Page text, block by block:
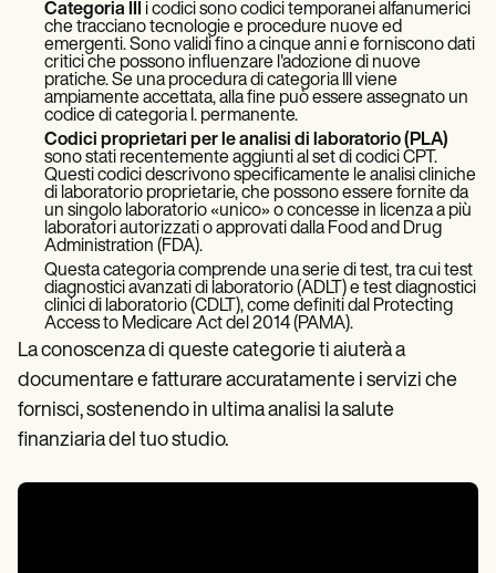
Categoria III i codici sono codici temporanei alfanumerici
che tracciano tecnologie e procedure nuove ed
emergenti. Sono validi fino a cinque anni e forniscono dati
critici che possono influenzare l'adozione di nuove
pratiche. Se una procedura di categoria III viene
ampiamente accettata, alla fine può essere assegnato un
codice di categoria I. permanente.
Codici proprietari per le analisi di laboratorio (PLA)
sono stati recentemente aggiunti al set di codici CPT.
Questi codici descrivono specificamente le analisi cliniche
di laboratorio proprietarie, che possono essere fornite da
un singolo laboratorio «unico» o concesse in licenza a più
laboratori autorizzati o approvati dalla Food and Drug
Administration (FDA).
Questa categoria comprende una serie di test, tra cui test
diagnostici avanzati di laboratorio (ADLT) e test diagnostici
clinici di laboratorio (CDLT), come definiti dal Protecting
Access to Medicare Act del 2014 (PAMA).
La conoscenza di queste categorie ti aiuterà a
documentare e fatturare accuratamente i servizi che
fornisci, sostenendo in ultima analisi la salute
finanziaria del tuo studio.